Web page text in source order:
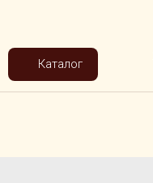
Каталог